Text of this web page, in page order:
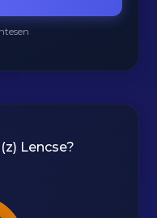
Lencse?